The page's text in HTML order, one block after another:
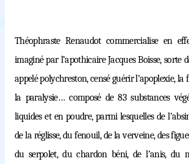
Théophraste Renaudot commercialise en
imaginé par l’apothicaire Jacques Boisse, sorte
appelé polychreston, censé guérir l’apoplexie, la
la paralysie… composé de 83 substances
liquides et en poudre, parmi lesquelles de
de la réglisse, du fenouil, de la verveine, des
du serpolet, du chardon béni, de l’anis, du